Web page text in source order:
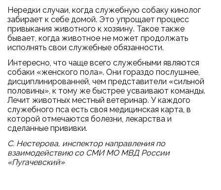
Нередки случаи, когда служебную собаку кинолог
забирает к себе домой. Это упрощает процесс
привыкания животного к хозяину. Такое также
бывает, когда животное не может продолжать
исполнять свои служебные обязанности.
Интересно, что чаще всего служебными являются
собаки «женского пола». Они гораздо послушнее,
дисциплинированней, чем представители «сильной
половины», к тому же быстрее усваивают команды.
Лечит животных местный ветеринар. У каждого
служебного пса есть своя медицинская карта, в
которой отмечаются болезни, лекарства и
сделанные прививки.
С. Нестерова, инспектор направления по
взаимодействию со СМИ МО МВД России
«Пугачевский»